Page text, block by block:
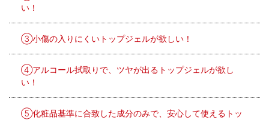
い！
③小傷の入りにくいトップジェルが欲しい！
④アルコール拭取りで、ツヤが出るトップジェルが欲し
い！
⑤化粧品基準に合致した成分のみで、安心して使えるトッ